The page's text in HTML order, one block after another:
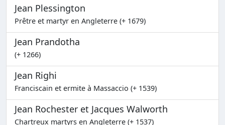
Jean Plessington
Prêtre et martyr en Angleterre (+ 1679)
Jean Prandotha
(+ 1266)
Jean Righi
Franciscain et ermite à Massaccio (+ 1539)
Jean Rochester et Jacques Walworth
Chartreux martyrs en Angleterre (+ 1537)